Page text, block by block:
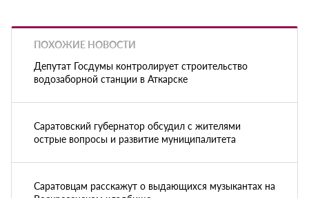
ПОХОЖИЕ НОВОСТИ
Депутат Госдумы контролирует строительство
водозаборной станции в Аткарске
Саратовский губернатор обсудил с жителями
острые вопросы и развитие муниципалитета
Саратовцам расскажут о выдающихся музыкантах на